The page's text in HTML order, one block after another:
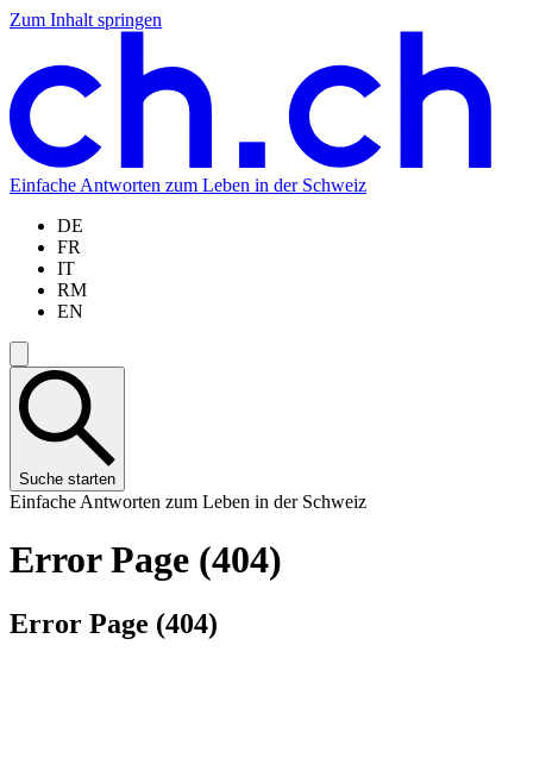
Zum Inhalt springen
Zum
springen
Zur
springen
Zur
springen
Zur
springen
Einfache Antworten zum Leben in der Schweiz
DE
FR
IT
RM
EN
Suche starten
Einfache Antworten zum Leben in der Schweiz
Error Page (404)
Error Page (404)